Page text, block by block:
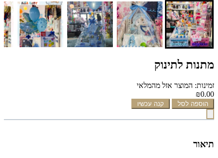
מתנות לתינוק
זמינות: המוצר אזל מהמלאי
₪0.00
הוספה לסל קנה עכשיו
תיאור